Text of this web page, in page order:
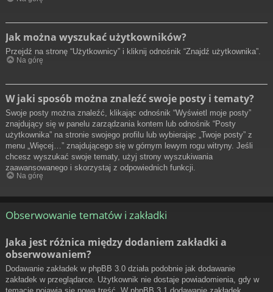
Jak można wyszukać użytkowników?
Przejdź na stronę “Użytkownicy” i kliknij odnośnik “Znajdź użytkownika”.
Na górę
W jaki sposób można znaleźć swoje posty i tematy?
Swoje posty można znaleźć, klikając odnośnik “Wyświetl moje posty”
znajdujący się w panelu zarządzania kontem lub odnośnik “Posty
użytkownika” na stronie swojego profilu lub wybierając „Twoje posty” z
menu „Więcej…” znajdującego się w górnym lewym rogu witryny. Jeśli
chcesz wyszukać swoje tematy, użyj strony wyszukiwania
zaawansowanego i skorzystaj z odpowiednich funkcji.
Na górę
Obserwowanie tematów i zakładki
Jaka jest różnica między dodaniem zakładki a
obserwowaniem?
Dodawanie zakładek w phpBB 3.0 działa podobnie jak dodawanie
zakładek w przeglądarce. Użytkownik nie dostaje powiadomienia, gdy w